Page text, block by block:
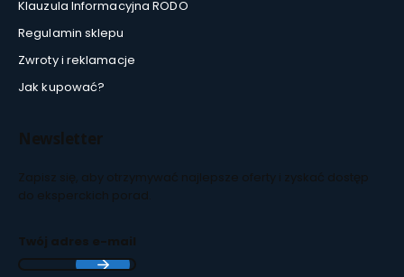
Klauzula Informacyjna RODO
Regulamin sklepu
Zwroty i reklamacje
Jak kupować?
Newsletter
Zapisz się, aby otrzymywać najlepsze oferty i zyskać dostęp
do eksperckich porad.
Twój adres e-mail